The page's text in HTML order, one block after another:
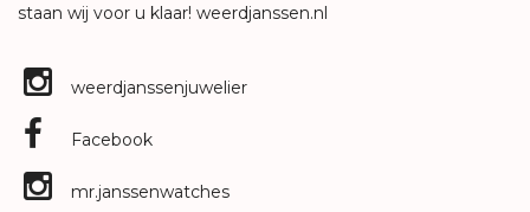
staan wij voor u klaar! weerdjanssen.nl
weerdjanssenjuwelier
Facebook
mr.janssenwatches